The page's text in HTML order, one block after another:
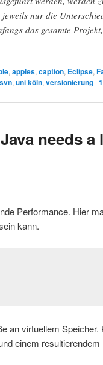
nur die
das gesamte
, apples, caption, Eclipse,
svn, uni köln, versionierung | 1
needs a
Performance. Hier
kann.
an virtuellem Speicher.
einem